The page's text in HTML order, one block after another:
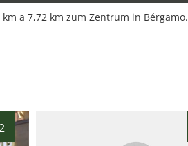
a 7,72 km zum Zentrum in Bérgamo.